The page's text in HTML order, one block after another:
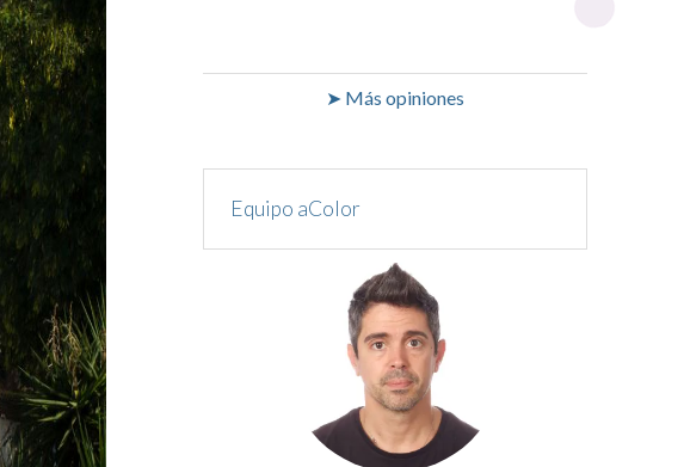
➤ Más opiniones
Equipo aColor